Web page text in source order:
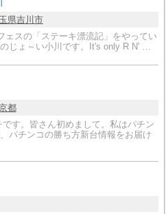
県吉川市
ェスの「ステーキ漂流記」をやってい
じょ～い小川です。It's only R N' …
都
です。皆さん初めまして。私はパチン
パチンコの勝ち方新台情報をお届け